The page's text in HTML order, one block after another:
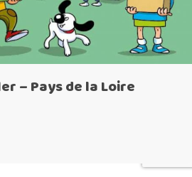
– Pays de la Loire